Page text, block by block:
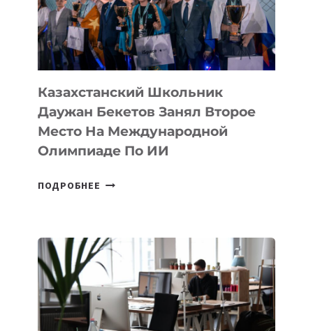
НА
МЕЖДУНАРОДНОЙ
ОЛИМПИАДЕ
ПО
ИИ
Казахстанский Школьник
Даужан Бекетов Занял Второе
Место На Международной
Олимпиаде По ИИ
ПОДРОБНЕЕ КАЗАХСТАНСКИЙ
ЗАНЯЛ
ВТОРОЕ
МЕСТО
НА
МЕЖДУНАРОДНОЙ